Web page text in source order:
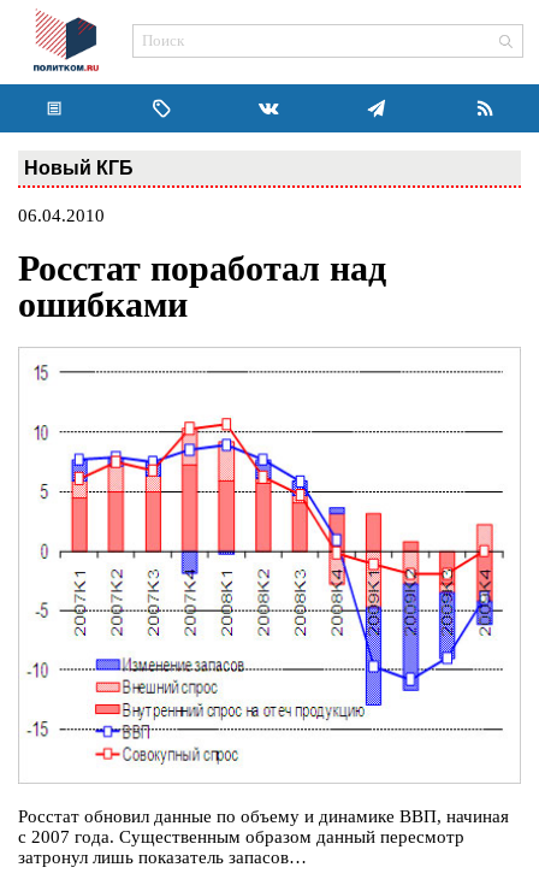
Новый КГБ
06.04.2010
Росстат поработал над
ошибками
Росстат обновил данные по объему и динамике ВВП, начиная
с 2007 года. Существенным образом данный пересмотр
затронул лишь показатель запасов…